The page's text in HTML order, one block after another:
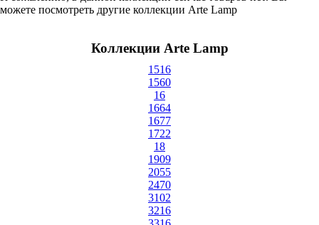
можете посмотреть другие коллекции Arte Lamp
Коллекции Arte Lamp
1516
1560
16
1664
1677
1722
18
1909
2055
2470
3102
3216